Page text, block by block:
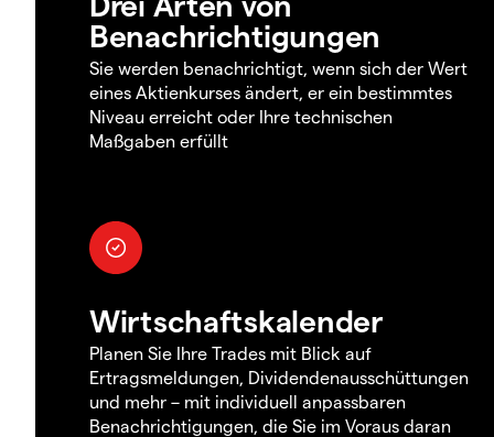
Benachrichtigungen
Sie werden benachrichtigt, wenn sich der Wert
eines Aktienkurses ändert, er ein bestimmtes
Niveau erreicht oder Ihre technischen
Maßgaben erfüllt
Wirtschaftskalender
Planen Sie Ihre Trades mit Blick auf
Ertragsmeldungen, Dividendenausschüttungen
und mehr – mit individuell anpassbaren
Benachrichtigungen, die Sie im Voraus daran